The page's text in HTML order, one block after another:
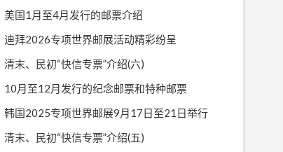
美国1月至4月发行的邮票介绍
迪拜2026专项世界邮展活动精彩纷呈
清末、民初“快信专票”介绍(六)
10月至12月发行的纪念邮票和特种邮票
韩国2025专项世界邮展9月17日至21日举行
清末、民初“快信专票”介绍(五)